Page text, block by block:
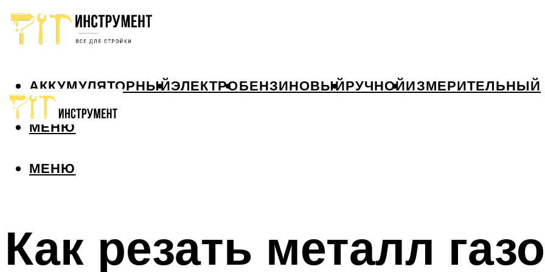
АККУМУЛЯТОРНЫЙЭЛЕКТРОБЕНЗИНОВЫЙРУЧНОЙИЗМЕРИТЕЛЬНЫЙ
МЕНЮ
МЕНЮ
Как резать металл